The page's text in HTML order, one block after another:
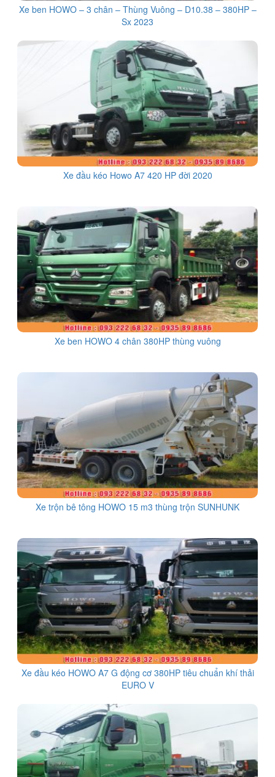
Xe ben HOWO – 3 chân – Thùng Vuông – D10.38 – 380HP –
Sx 2023
Xe đầu kéo Howo A7 420 HP đời 2020
Xe ben HOWO 4 chân 380HP thùng vuông
Xe trộn bê tông HOWO 15 m3 thùng trộn SUNHUNK
Xe đầu kéo HOWO A7 G động cơ 380HP tiêu chuẩn khí thải
EURO V